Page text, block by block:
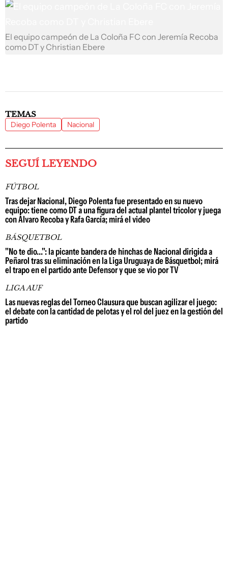
El equipo campeón de La Coloña FC con Jeremía Recoba
como DT y Christian Ebere
TEMAS
Diego Polenta Nacional
SEGUÍ LEYENDO
FÚTBOL
Tras dejar Nacional, Diego Polenta fue presentado en su nuevo
equipo: tiene como DT a una figura del actual plantel tricolor y juega
con Álvaro Recoba y Rafa García; mirá el video
BÁSQUETBOL
"No te dio...": la picante bandera de hinchas de Nacional dirigida a
Peñarol tras su eliminación en la Liga Uruguaya de Básquetbol; mirá
el trapo en el partido ante Defensor y que se vio por TV
LIGA AUF
Las nuevas reglas del Torneo Clausura que buscan agilizar el juego:
el debate con la cantidad de pelotas y el rol del juez en la gestión del
partido